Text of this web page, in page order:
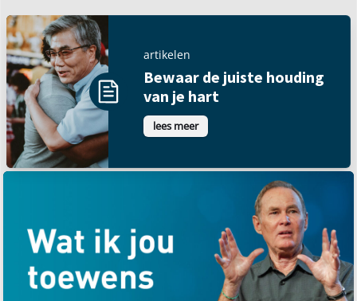
artikelen
Bewaar de juiste houding
van je hart
lees meer